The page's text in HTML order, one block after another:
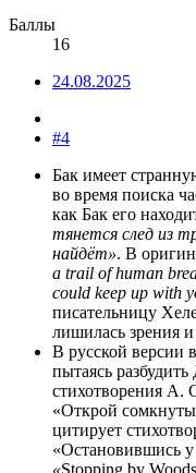
Баллы
16
24.08.2025
#4
Бак имеет
во время поиска
как Бак его
тянется след из
найдёт». В
a trail of human
could keep up with
писательницу
лишилась зрения и
В русской версии
пытаясь
стихотворения
«Открой
цитирует
«Остановившись